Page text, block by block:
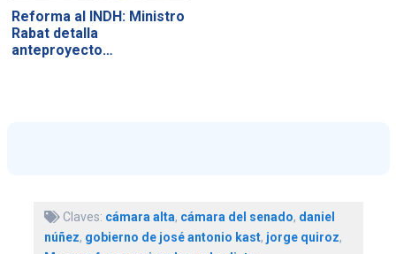
Reforma al INDH: Ministro
Rabat detalla
anteproyecto…
Claves: cámara alta, cámara del senado, daniel
núñez, gobierno de josé antonio kast, jorge quiroz,